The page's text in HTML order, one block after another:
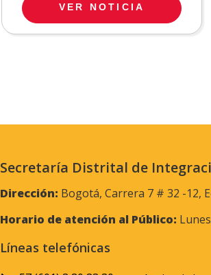
VER NOTICIA
Secretaría Distrital de
Dirección: Bogotá, Carrera 7 # 32 -12,
Horario de atención al Público:
Líneas telefónicas